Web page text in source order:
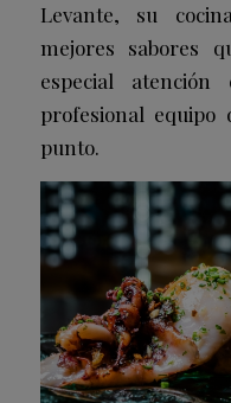
Levante, su
mejores sabores
especial
profesional equipo
punto.